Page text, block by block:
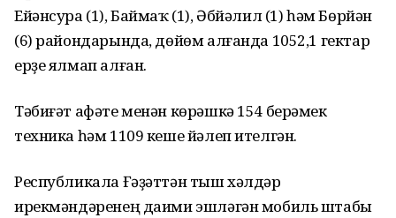
Ейәнсура (1), Баймаҡ (1), Әбйәлил (1) һәм Бөрйән
(6) райондарында, дөйөм алғанда 1052,1 гектар
ерҙе ялмап алған.
Тәбиғәт афәте менән көрәшкә 154 берәмек
техника һәм 1109 кеше йәлеп ителгән.
Республикала Ғәҙәттән тыш хәлдәр
ирекмәндәренең даими эшләгән мобиль штабы